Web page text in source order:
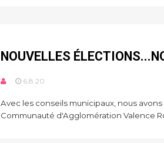
NOUVELLES
6.8.20
Avec les conseils municipaux, nous
Communauté d'Agglomération Valence